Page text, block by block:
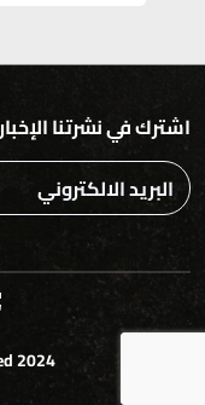
اشترك في نشرتنا
2024 OLM, All Rights Reserved ©